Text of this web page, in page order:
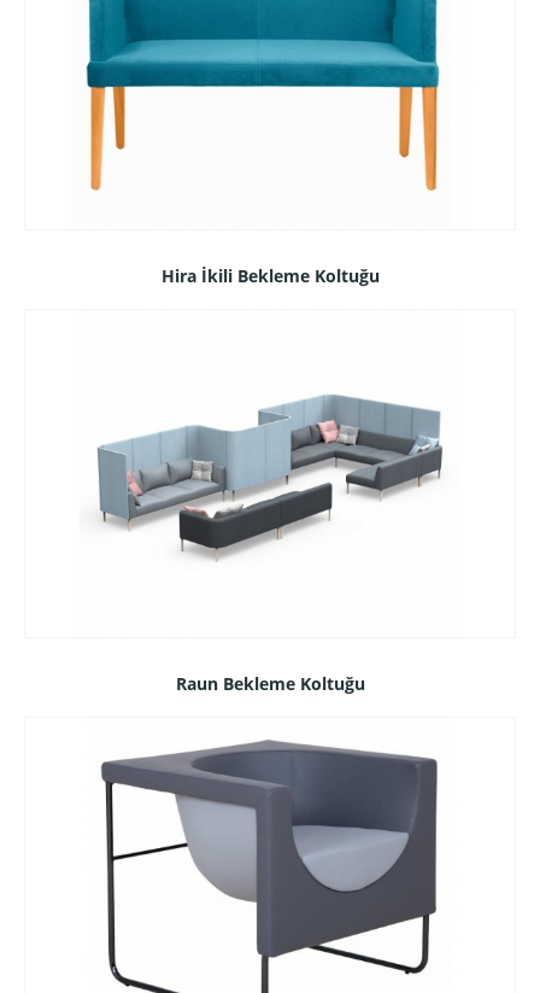
Hira İkili Bekleme Koltuğu
Raun Bekleme Koltuğu